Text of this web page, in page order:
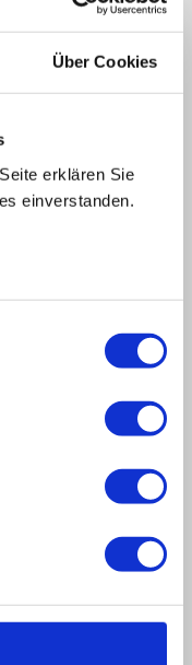
Über Cookies
erklären Sie
einverstanden.
können Sie
Ihrer Krankenkasse!
der Kliniken und
und der näheren
Fuhrunternehmen
einstellen können,